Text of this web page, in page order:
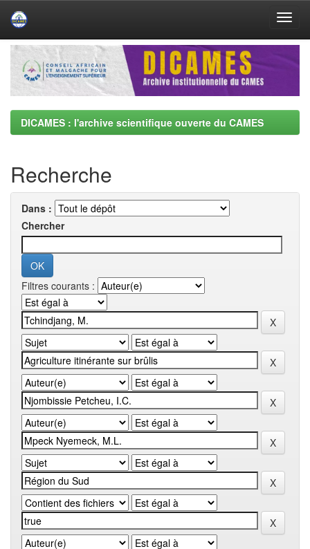
Skip
navigation
DICAMES : l'archive scientifique ouverte du CAMES
Recherche
Dans :
Chercher
Filtres courants :